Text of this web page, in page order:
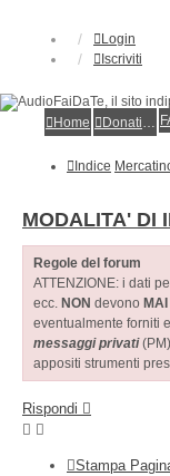
Login
Iscriviti
Home
Donations
Indice
MODALITA' DI
Regole del forum
ATTENZIONE: i dati
ecc. NON devono MAI
eventualmente forniti
messaggi privati
appositi strumenti
Rispondi
Stampa